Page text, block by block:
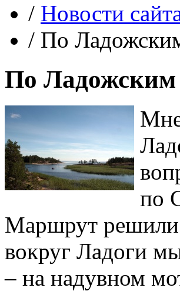
/ Новости
/ По
По
по
Маршрут решили
вокруг Ладоги
– на надувном